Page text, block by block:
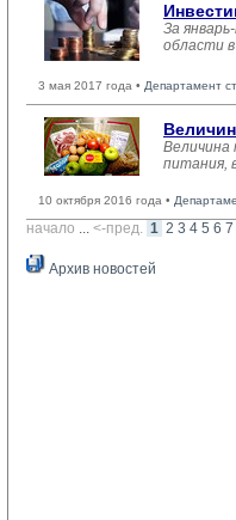
За
области
3 мая 2017 года • Департамент
Величина
питания,
10 октября 2016 года •
начало ... <-пред. 1 2 3 4 5 6 7
Архив новостей